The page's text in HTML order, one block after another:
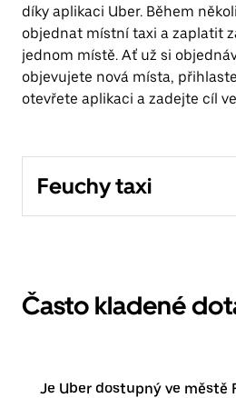
díky aplikaci Uber. Během
objednat místní taxi a zaplatit
jednom místě. Ať už si
objevujete nová místa,
otevřete aplikaci a zadejte cíl
Feuchy taxi
Často kladené
Je Uber dostupný ve městě